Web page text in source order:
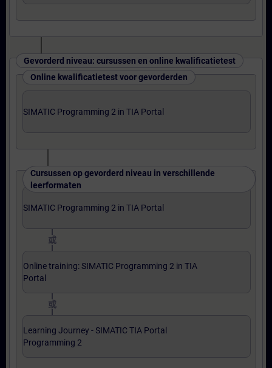
Gevorderd niveau: cursussen en online kwalificatietest
Online kwalificatietest voor gevorderden
SIMATIC Programming 2 in TIA Portal
Cursussen op gevorderd niveau in verschillende
leerformaten
SIMATIC Programming 2 in TIA Portal
或
Online training: SIMATIC Programming 2 in TIA
Portal
或
Learning Journey - SIMATIC TIA Portal
Programming 2